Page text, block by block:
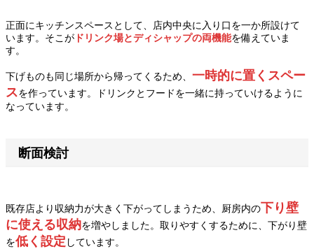
正面にキッチンスペースとして、店内中央に入り口を一か所設けて
います。そこが ドリンク場とディシャップの両機能を備えていま
す。
下げものも同じ場所から帰ってくるため、 一時的に置くスペー
スを作っています。ドリンクとフードを一緒に持っていけるように
なっています。
断面検討
既存店より収納力が大きく下がってしまうため、厨房内の下り壁
に使える収納を増やしました。取りやすくするために、下がり壁
を低く設定 しています。